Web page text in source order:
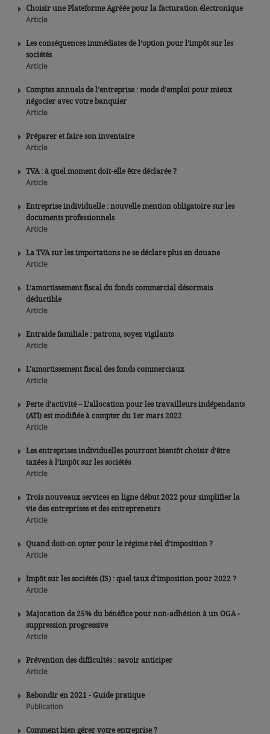
Choisir une Plateforme Agréée pour la facturation électronique
Article
Les conséquences immédiates de l’option pour l’impôt sur les
sociétés
Article
Comptes annuels de l’entreprise : mode d’emploi pour mieux
négocier avec votre banquier
Article
Préparer et faire son inventaire
Article
TVA : à quel moment doit-elle être déclarée ?
Article
Entreprise individuelle : nouvelle mention obligatoire sur les
documents professionnels
Article
La TVA sur les importations ne se déclare plus en douane
Article
L’amortissement fiscal du fonds commercial désormais
déductible
Article
Entraide familiale : patrons, soyez vigilants
Article
L'amortissement fiscal des fonds commerciaux
Article
Perte d’activité – L’allocation pour les travailleurs indépendants
(ATI) est modifiée à compter du 1er mars 2022
Article
Les entreprises individuelles pourront bientôt choisir d’être
taxées à l’impôt sur les sociétés
Article
Trois nouveaux services en ligne début 2022 pour simplifier la
vie des entreprises et des entrepreneurs
Article
Quand doit-on opter pour le régime réel d’imposition ?
Article
Impôt sur les sociétés (IS) : quel taux d’imposition pour 2022 ?
Article
Majoration de 25% du bénéfice pour non-adhésion à un OGA -
suppression progressive
Article
Prévention des difficultés : savoir anticiper
Article
Rebondir en 2021 - Guide pratique
Publication
Comment bien gérer votre entreprise ?